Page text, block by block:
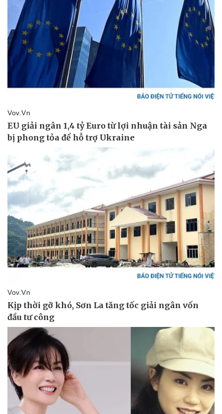
Thể thao
Bóng đá
Lịch thi đấu bóng đá
Thế giới thể thao
eSports
Hậu trường
Ô tô - Xe máy